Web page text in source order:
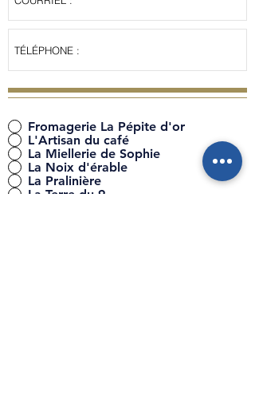
Fromagerie La Pépite d'or
L'Artisan du café
La Miellerie de Sophie
La Noix d'érable
La Pralinière
La Terre du 9